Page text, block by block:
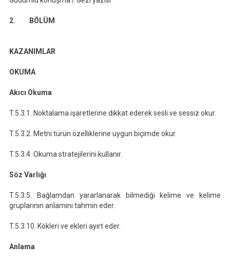
2. BÖLÜM
KAZANIMLAR
OKUMA
Akıcı Okuma
T.5.3.1. Noktalama işaretlerine dikkat ederek sesli ve sessiz okur.
T.5.3.2. Metni türün özelliklerine uygun biçimde okur.
T.5.3.4. Okuma stratejilerini kullanır.
Söz Varlığı
T.5.3.5. Bağlamdan yararlanarak bilmediği kelime ve kelime
gruplarının anlamını tahmin eder.
T.5.3.10. Kökleri ve ekleri ayırt eder.
Anlama